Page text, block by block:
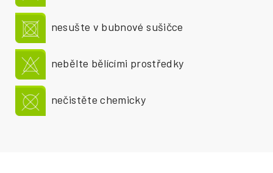
nesušte v bubnové sušičce
nebělte bělícími prostředky
nečistěte chemicky